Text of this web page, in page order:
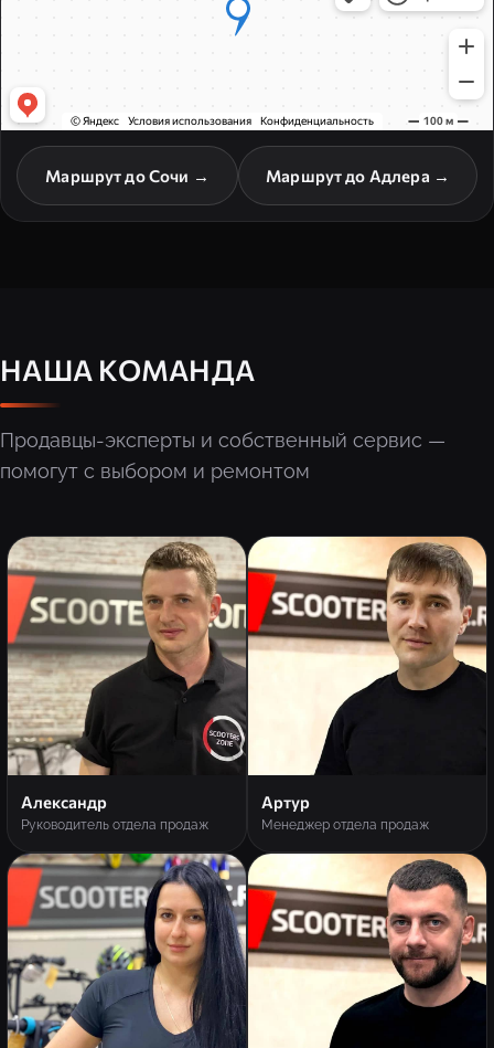
Маршрут до Сочи → Маршрут до Адлера →
НАША КОМАНДА
Продавцы-эксперты и собственный сервис —
помогут с выбором и ремонтом
Александр
Руководитель отдела продаж
Артур
Менеджер отдела продаж